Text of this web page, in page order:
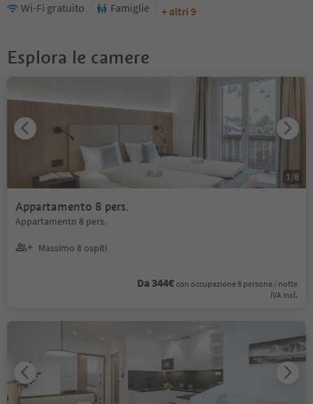
Wi-Fi gratuito
Famiglie + altri 9
Esplora le camere
Appartamento 8 pers.
Appartamento 8 pers.
Massimo 8 ospiti
Da 344€ con occupazione 8 persone / notte
IVA incl.
1/8